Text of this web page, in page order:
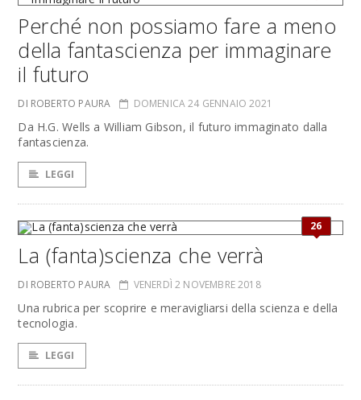
Perché non possiamo fare a meno
della fantascienza per immaginare
il futuro
DI ROBERTO PAURA DOMENICA 24 GENNAIO 2021
Da H.G. Wells a William Gibson, il futuro immaginato dalla
fantascienza.
LEGGI
26
La (fanta)scienza che verrà
DI ROBERTO PAURA VENERDÌ 2 NOVEMBRE 2018
Una rubrica per scoprire e meravigliarsi della scienza e della
tecnologia.
LEGGI